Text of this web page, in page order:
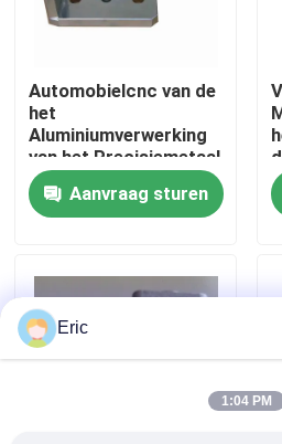
Fabrieksreis
Kwaliteitscontrole
Contacteer ons
Vraag een offerte aan
Company News
mariene deuren
Automobielcnc van de
het
Aluminiumverwerking
van het Precisiemetaal
de Machinesdelen
Aanvraag sturen
Eric
1:04 PM